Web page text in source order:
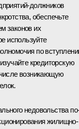
должников
обеспечьте
законов их
используйте
по
кредиторскую
возникающую
недовольства
жилищно-